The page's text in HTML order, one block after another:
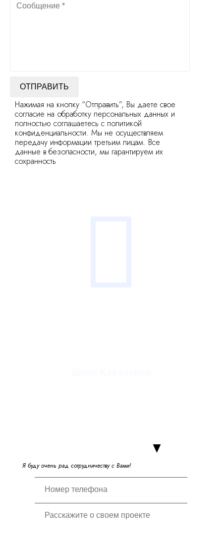
ОТПРАВИТЬ
Нажимая на кнопку “Отправить”, Вы даете свое
согласие на обработку персональных данных и
полностью соглашаетесь с политикой
конфиденциальности. Мы не осуществляем
передачу информации третьим лицам. Все
данные в безопасности, мы гарантируем их
сохранность
Я буду очень рад сотрудничеству с Вами!